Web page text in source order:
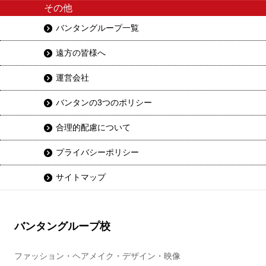
その他
バンタングループ一覧
遠方の皆様へ
運営会社
バンタンの3つのポリシー
合理的配慮について
プライバシーポリシー
サイトマップ
バンタングループ校
ファッション・ヘアメイク・デザイン・映像